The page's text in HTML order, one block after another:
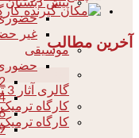
غیر
موسیقی
2 تا
4 تا
6 تا
9 سال
کارگاه
آخرین مطالب
گالری آثار 3 تا 6 سال
کارگاه ترمیک 7 تا 12سال
کارگاه ترمیک 7 تا 12سال تای